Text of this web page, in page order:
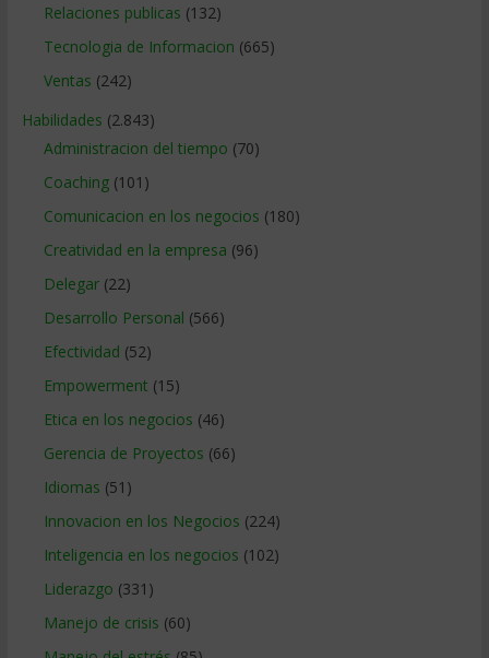
Relaciones publicas (132)
Tecnologia de Informacion (665)
Ventas (242)
Habilidades (2.843)
Administracion del tiempo (70)
Coaching(101)
Comunicacion en los negocios (180)
Creatividad en la empresa (96)
Delegar(22)
Desarrollo Personal (566)
Efectividad (52)
Empowerment (15)
Etica en los negocios (46)
Gerencia de Proyectos (66)
Idiomas (51)
Innovacion en los Negocios (224)
Inteligencia en los negocios (102)
Liderazgo (331)
Manejo de crisis (60)